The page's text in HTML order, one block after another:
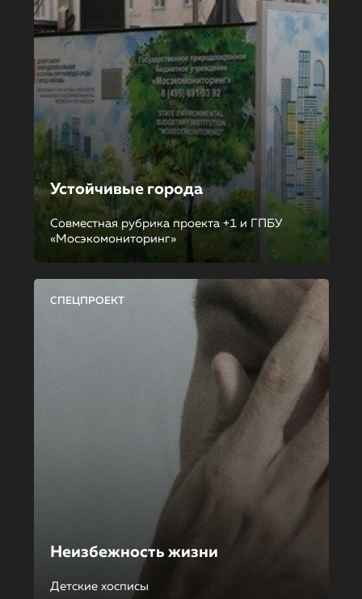
Устойчивые города
Совместная рубрика проекта +1 и ГПБУ
«Мосэкомониторинг»
СПЕЦПРОЕКТ
Неизбежность жизни
Детские хосписы